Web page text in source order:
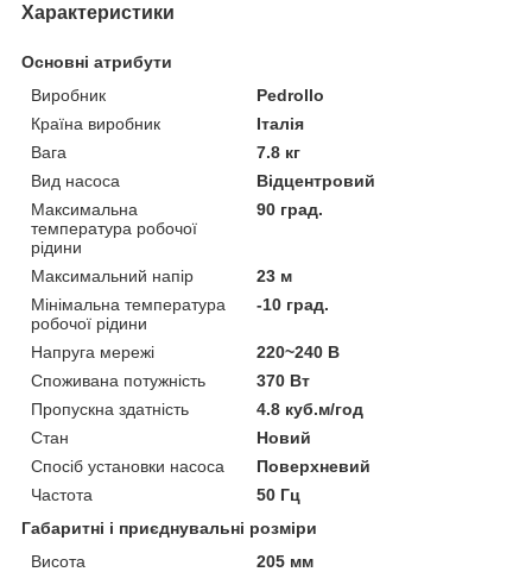
Характеристики
Основні атрибути
Виробник
Pedrollo
Країна виробник
Італія
Вага
7.8 кг
Вид насоса
Відцентровий
Максимальна
температура робочої
рідини
90 град.
Максимальний напір
23 м
Мінімальна температура
робочої рідини
-10 град.
Напруга мережі
220~240 В
Споживана потужність
370 Вт
Пропускна здатність
4.8 куб.м/год
Стан
Новий
Спосіб установки насоса
Поверхневий
Частота
50 Гц
Габаритні і приєднувальні розміри
Висота
205 мм